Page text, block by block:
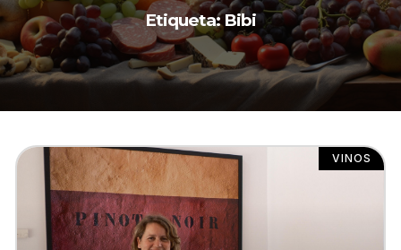
Etiqueta: Bibi
VINOS